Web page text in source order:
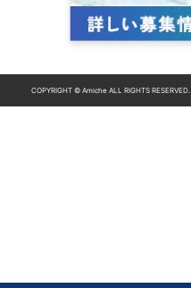
COPYRIGHT © Amiche ALL RIGHTS RESERVED.